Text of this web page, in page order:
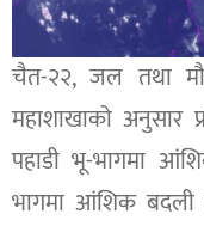
चैत-२२, जल तथा
महाशाखाको अनुसार
पहाडी भू-भागमा
भागमा आंशिक बदली